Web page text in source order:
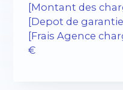
[Montant des
[Depot de
[Frais Agence
€